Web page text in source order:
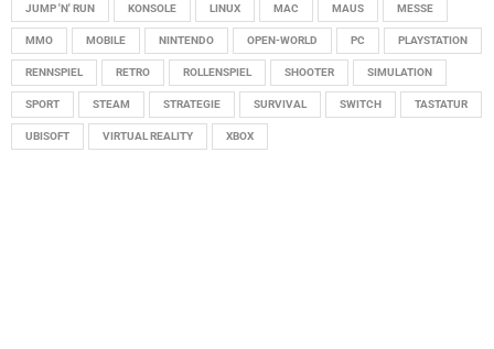
JUMP 'N' RUN KONSOLE LINUX MAC MAUS MESSE
MMO MOBILE NINTENDO OPEN-WORLD PC PLAYSTATION
RENNSPIEL RETRO ROLLENSPIEL SHOOTER SIMULATION
SPORT STEAM STRATEGIE SURVIVAL SWITCH TASTATUR
UBISOFT VIRTUAL REALITY XBOX